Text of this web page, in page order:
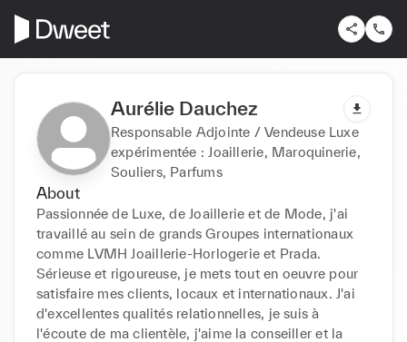
Aurélie Dauchez
Responsable Adjointe / Vendeuse Luxe
expérimentée : Joaillerie, Maroquinerie,
Souliers, Parfums
About
Passionnée de Luxe, de Joaillerie et de Mode, j'ai
travaillé au sein de grands Groupes internationaux
comme LVMH Joaillerie-Horlogerie et Prada.
Sérieuse et rigoureuse, je mets tout en oeuvre pour
satisfaire mes clients, locaux et internationaux. J'ai
d'excellentes qualités relationnelles, je suis à
l'écoute de ma clientèle, j'aime la conseiller et la